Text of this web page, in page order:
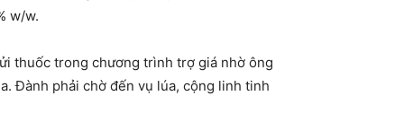
w/w.
thuốc trong chương trình trợ giá nhờ ông
Đành phải chờ đến vụ lúa, cộng linh tinh